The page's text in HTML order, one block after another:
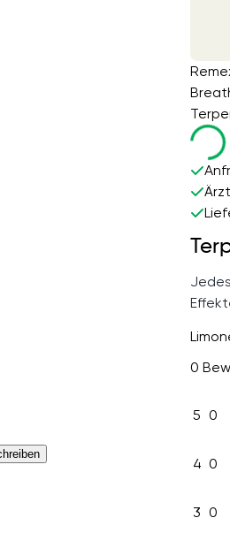
0
5 0
4 0
3 0